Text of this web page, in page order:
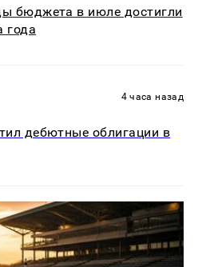
бюджета в июле достигли
года
4 часа назад
дебютные облигации в